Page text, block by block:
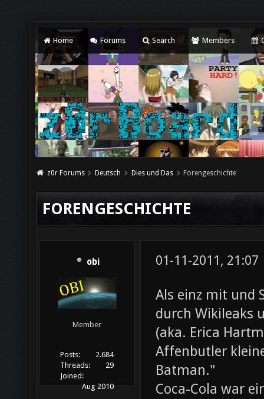
Home Forums Search Members
z0r Forums Deutsch Dies und Das Forengeschichte
FORENGESCHICHTE
obi
Member
Posts:
2.684
Threads:
29
Joined:
Aug 2010
01-11-2011, 21:07
Als einz mit und
durch Wikileaks
(aka. Erica
Affenbutler
Batman."
Coca-Cola war